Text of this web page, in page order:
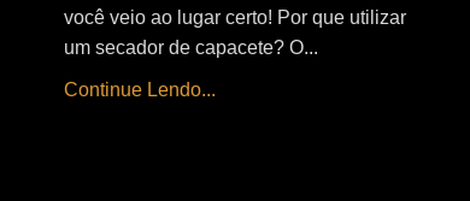
você veio ao lugar certo! Por que utilizar
um secador de capacete? O...
Continue Lendo...